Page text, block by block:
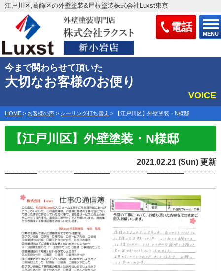
電話
MENU
江戸川区,葛飾区の外壁塗装&屋根塗装株式会社Luxst東京
今まで関わらせて頂いた
大切なお客様のお便り
VOICE
HOME > お客様の声 > シーリング打ち替え > 【江戸川区】外壁塗装・N様邸
【江戸川区】外壁塗装・N様邸
2021.02.21 (Sun) 更新